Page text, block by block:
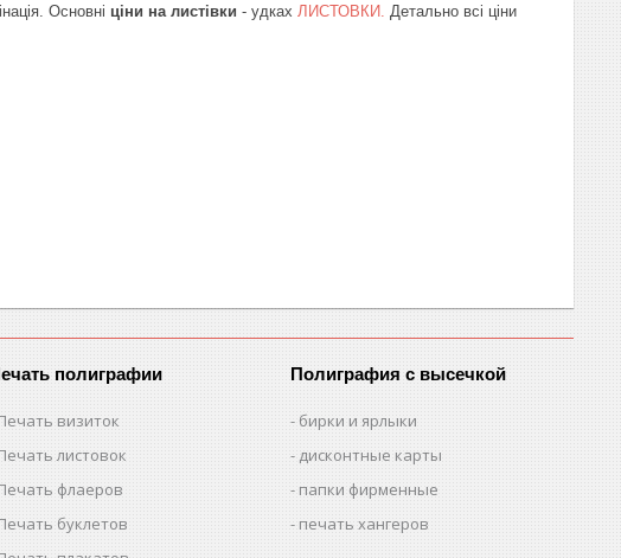
Основні ціни на листівки - удках ЛИСТОВКИ.
Детально всі ціни
полиграфии
визиток
листовок
флаеров
буклетов
Полиграфия с высечкой
бирки и ярлыки
дисконтные карты
папки фирменные
печать хангеров